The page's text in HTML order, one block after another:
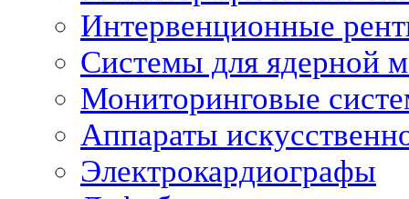
Интервенционные
Системы для ядерной
Мониторинговые
Аппараты
Электрокардиографы